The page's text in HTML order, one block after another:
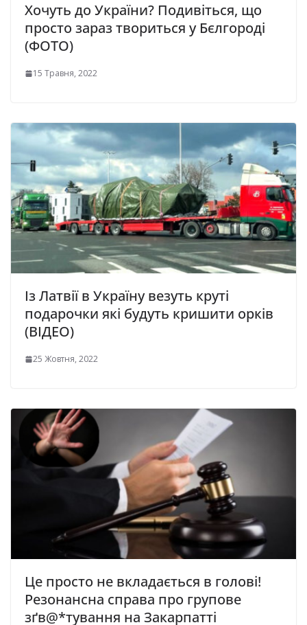
Хочуть до України? Подивіться, що
просто зараз твориться у Бєлгороді
(ФОТО)
15 Травня, 2022
Із Латвії в Україну везуть круті
подарочки які будуть кришити орків
(ВІДЕО)
25 Жовтня, 2022
Це просто не вкладається в голові!
Резонансна справа про гpупове
зґв@*тування на Закарпатті